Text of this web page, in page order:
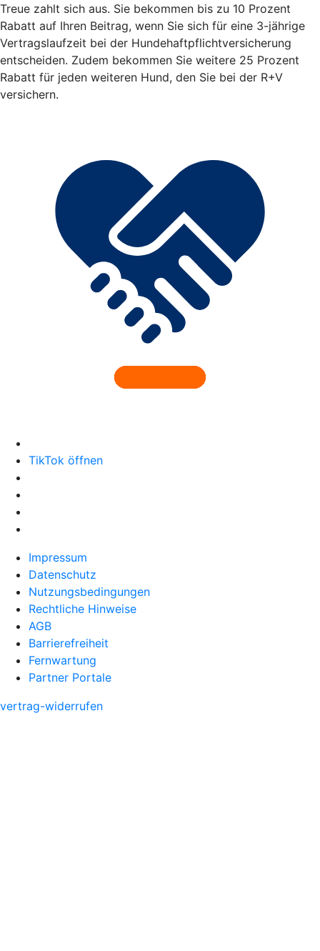
Treue zahlt sich aus. Sie bekommen bis zu 10 Prozent
Rabatt auf Ihren Beitrag, wenn Sie sich für eine 3-jährige
Vertragslaufzeit bei der Hundehaftpflichtversicherung
entscheiden. Zudem bekommen Sie weitere 25 Prozent
Rabatt für jeden weiteren Hund, den Sie bei der R+V
versichern.
TikTok öffnen
Impressum
Datenschutz
Nutzungsbedingungen
Rechtliche Hinweise
AGB
Barrierefreiheit
Fernwartung
Partner Portale
vertrag-widerrufen